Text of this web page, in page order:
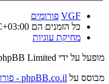
VGF פורומים
כל הזמנים הם
מחיקת עוגיות
מופעל על ידי Limited
מבוסס על phpBB.co.il - פורומים בעברית